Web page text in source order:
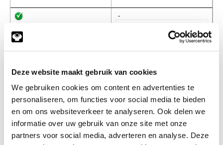
Deze website maakt gebruik van cookies
We gebruiken cookies om content en advertenties te
personaliseren, om functies voor social media te bieden
en om ons websiteverkeer te analyseren. Ook delen we
informatie over uw gebruik van onze site met onze
partners voor social media, adverteren en analyse. Deze
-